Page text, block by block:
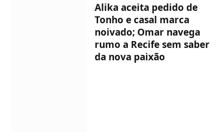
Alika aceita pedido de
Tonho e casal marca
noivado; Omar navega
rumo a Recife sem saber
da nova paixão